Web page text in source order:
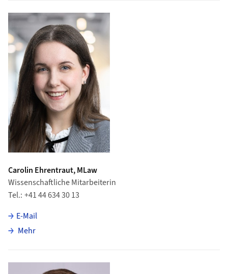
Carolin Ehrentraut, MLaw
Wissenschaftliche Mitarbeiterin
Tel. +41 44 634 30 13
E-Mail
Mehrüber Carolin Ehrentraut